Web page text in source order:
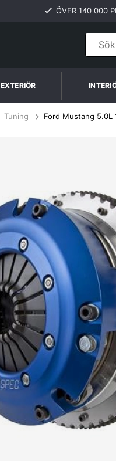
ÖVER 140 000
EXTERIÖR
Tuning Ford Mustang 5.0L